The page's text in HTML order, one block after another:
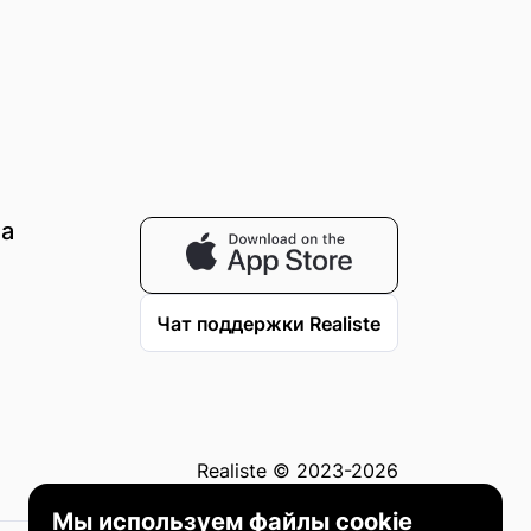
Мы используем файлы cookie
Чат поддержки Realiste
Realiste © 2023-2026